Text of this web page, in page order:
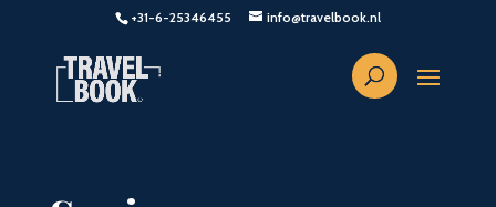
+31-6-25346455 info@travelbook.nl